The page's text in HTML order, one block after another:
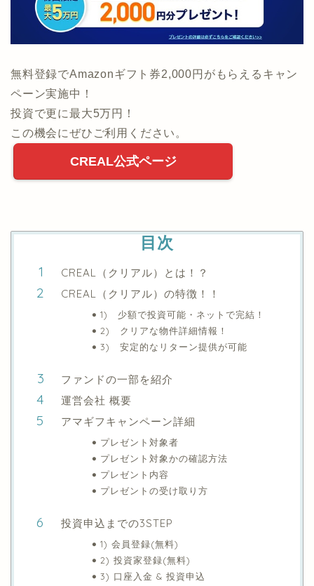
無料登録でAmazonギフト券2,000円がもらえるキャン
ペーン実施中！
投資で更に最大5万円！
この機会にぜひご利用ください。
CREAL公式ページ
目次
CREAL（クリアル）とは！？
CREAL（クリアル）の特徴！！
1) 少額で投資可能・ネットで完結！
2) クリアな物件詳細情報！
3) 安定的なリターン提供が可能
ファンドの一部を紹介
運営会社 概要
アマギフキャンペーン詳細
プレゼント対象者
プレゼント対象かの確認方法
プレゼント内容
プレゼントの受け取り方
投資申込までの3STEP
1) 会員登録(無料)
2) 投資家登録(無料)
3) 口座入金 & 投資申込